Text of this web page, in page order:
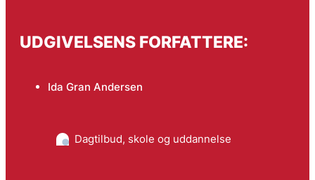
UDGIVELSENS FORFATTERE:
Ida Gran Andersen
Dagtilbud, skole og uddannelse